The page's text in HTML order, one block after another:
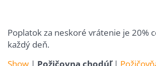
Poplatok za neskoré vrátenie je 20%
každý deň.